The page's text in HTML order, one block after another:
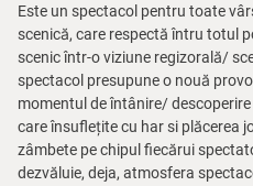
Este un spectacol pentru toate
scenică, care respectă întru totul
scenic într-o viziune regizorală/
spectacol presupune o nouă
momentul de întânire/
care însuflețite cu har si plăcerea
zâmbete pe chipul fiecărui
dezvăluie, deja, atmosfera